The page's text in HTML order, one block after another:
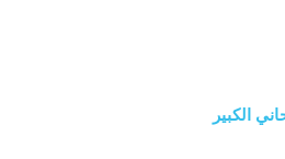
الكبير